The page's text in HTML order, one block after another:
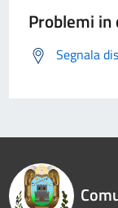
Problemi
Segnala